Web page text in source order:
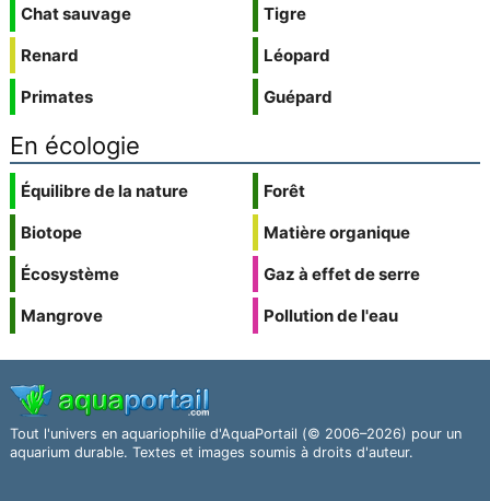
Chat sauvage
Renard
Primates
Tigre
Léopard
Guépard
En écologie
Équilibre de la nature
Biotope
Écosystème
Mangrove
Forêt
Matière organique
Gaz à effet de serre
Pollution de l'eau
Tout l'univers en aquariophilie d'AquaPortail (© 2006–2026) pour un
aquarium durable. Textes et images soumis à droits d'auteur.